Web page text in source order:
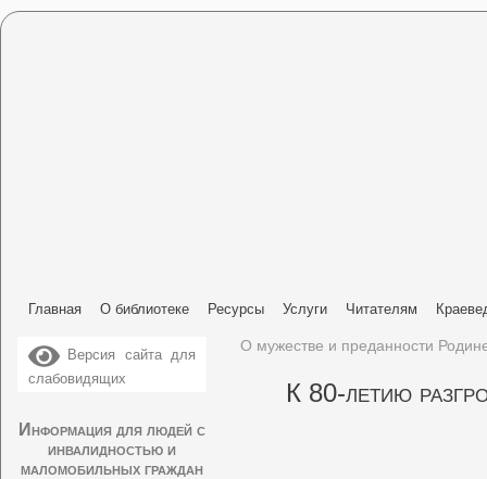
Главная О библиотеке Ресурсы Услуги Читателям
Версия сайта для
слабовидящих
Информация для людей с
инвалидностью и
маломобильных граждан
О мужестве и преданности
К 80-летию